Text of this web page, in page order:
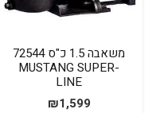
משאבה 1.5 כ"ס 72544
MUSTANG SUPER-
LINE
₪1,599